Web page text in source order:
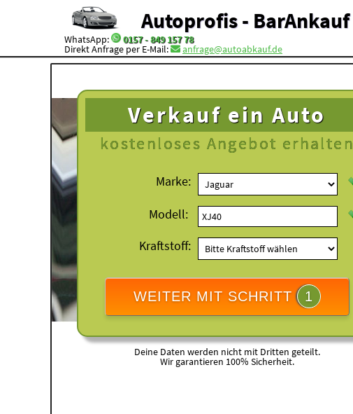
Autoprofis - BarAnkauf
WhatsApp: 0157 - 849 157 78
Direkt Anfrage per E-Mail: anfrage@autoabkauf.de
Verkauf ein Auto
kostenloses Angebot erhalten
Marke:
Modell:
Kraftstoff:
WEITER MIT SCHRITT 1
Deine Daten werden nicht mit Dritten geteilt.
Wir garantieren 100% Sicherheit.